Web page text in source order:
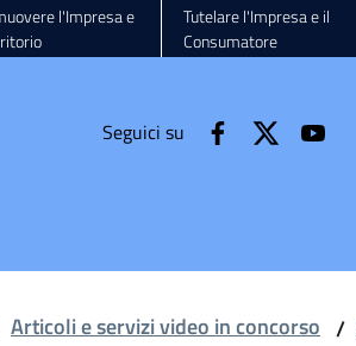
l'Impresa e
Tutelare l'Impresa e il
Consumatore
Seguici su
Articoli e servizi video in concorso /